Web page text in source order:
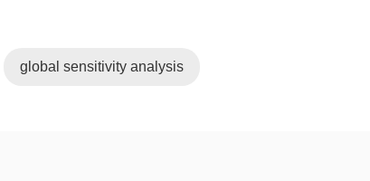
global sensitivity analysis